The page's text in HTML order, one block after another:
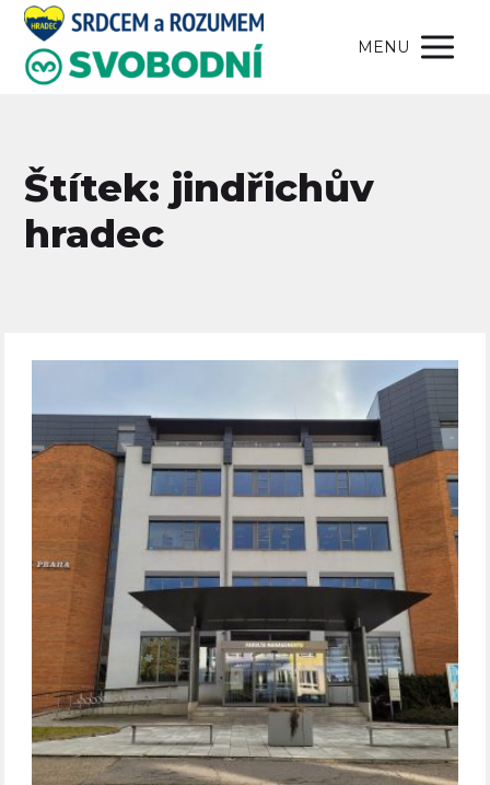
MENU
Štítek: jindřichův
hradec